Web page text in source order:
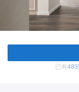
已有